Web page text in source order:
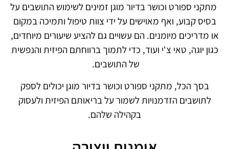
מתקני ספורט וכושר בדיור מוגן זמינים לשימוש התושבים על
בסיס קבוע, ואף מאוישים על ידי צוות טיפול ותמיכה במקום
או מדריכים מיומנים. הם עשויים גם להציע שיעורים מיוחדים,
כגון יוגה, טאי צ'י ועוד, כדי לתמוך ברווחתם הפיזית והנפשית
של התושבים.
בסך הכל, מתקני ספורט וכושר בדיור מוגן יכולים לספק
לתושבים הזדמנויות לשמור על בריאותם הפיזית ולעסוק
בקהילה שלהם.